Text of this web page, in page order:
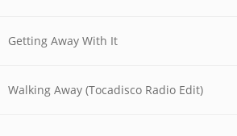
Getting Away With It
Walking Away (Tocadisco Radio Edit)